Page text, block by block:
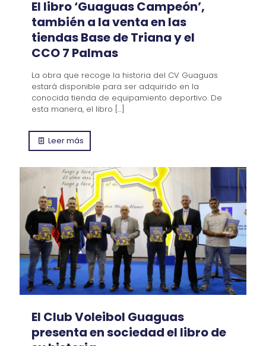
El libro ‘Guaguas Campeón’,
también a la venta en las
tiendas Base de Triana y el
CCO 7 Palmas
La obra que recoge la historia del CV Guaguas
estará disponible para ser adquirido en la
conocida tienda de equipamiento deportivo. De
esta manera, el libro […]
Leer más
El Club Voleibol Guaguas
presenta en sociedad el libro de